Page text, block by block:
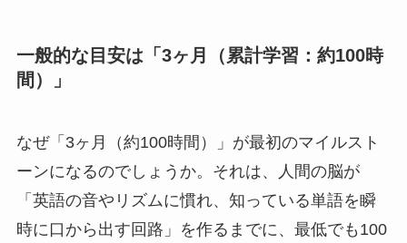
一般的な目安は「3ヶ月（累計学習：約100時
間）」
なぜ「3ヶ月（約100時間）」が最初のマイルスト
ーンになるのでしょうか。それは、人間の脳が
「英語の音やリズムに慣れ、知っている単語を瞬
時に口から出す回路」を作るまでに、最低でも100